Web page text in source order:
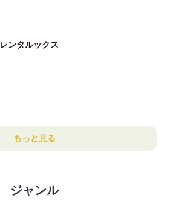
レンタルックス
もっと見る
ジャンル